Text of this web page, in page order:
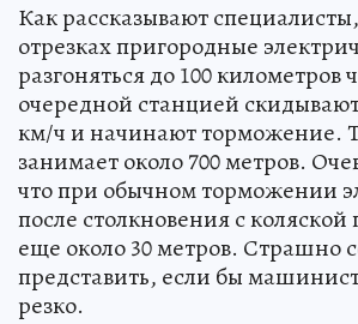
Как рассказывают
отрезках пригородные
разгоняться до 100 километров
очередной станцией
км/ч и начинают торможение.
занимает около 700 метров.
что при обычном торможении
после столкновения с коляской
еще около 30 метров. Страшно
представить, если бы
резко.